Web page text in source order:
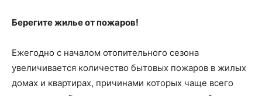
Берегите жилье от пожаров!
Ежегодно с началом отопительного сезона
увеличивается количество бытовых пожаров в жилых
домах и квартирах, причинами которых чаще всего